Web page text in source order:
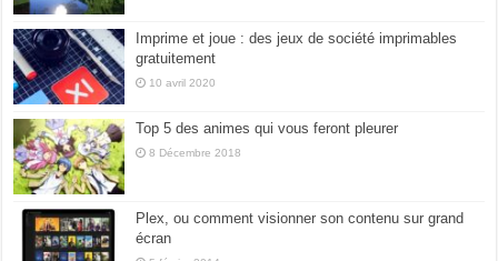
Imprime et joue : des jeux de société imprimables
gratuitement
10 avril 2020
Top 5 des animes qui vous feront pleurer
8 Décembre 2018
Plex, ou comment visionner son contenu sur grand
écran